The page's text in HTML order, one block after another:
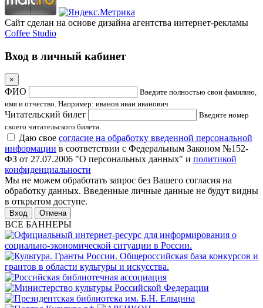
Сайт сделан на основе дизайна агентства интернет-рекламы
Coffee Studio
Вход в личный кабинет
×
ФИО
Введите полностью свои фамилию,
имя и отчество. Например: иванов иван иванович
Читательский билет
Введите номер
своего читательского билета.
Даю свое согласие на обработку введенной персональной
информации в соответствии с Федеральным Законом №152-
ФЗ от 27.07.2006 "О персональных данных" и политикой
конфиденциальности
Мы не можем обработать запрос без Вашего согласия на
обработку данных. Введенные личные данные не будут видны
в открытом доступе.
Отмена
ВСЕ БАННЕРЫ